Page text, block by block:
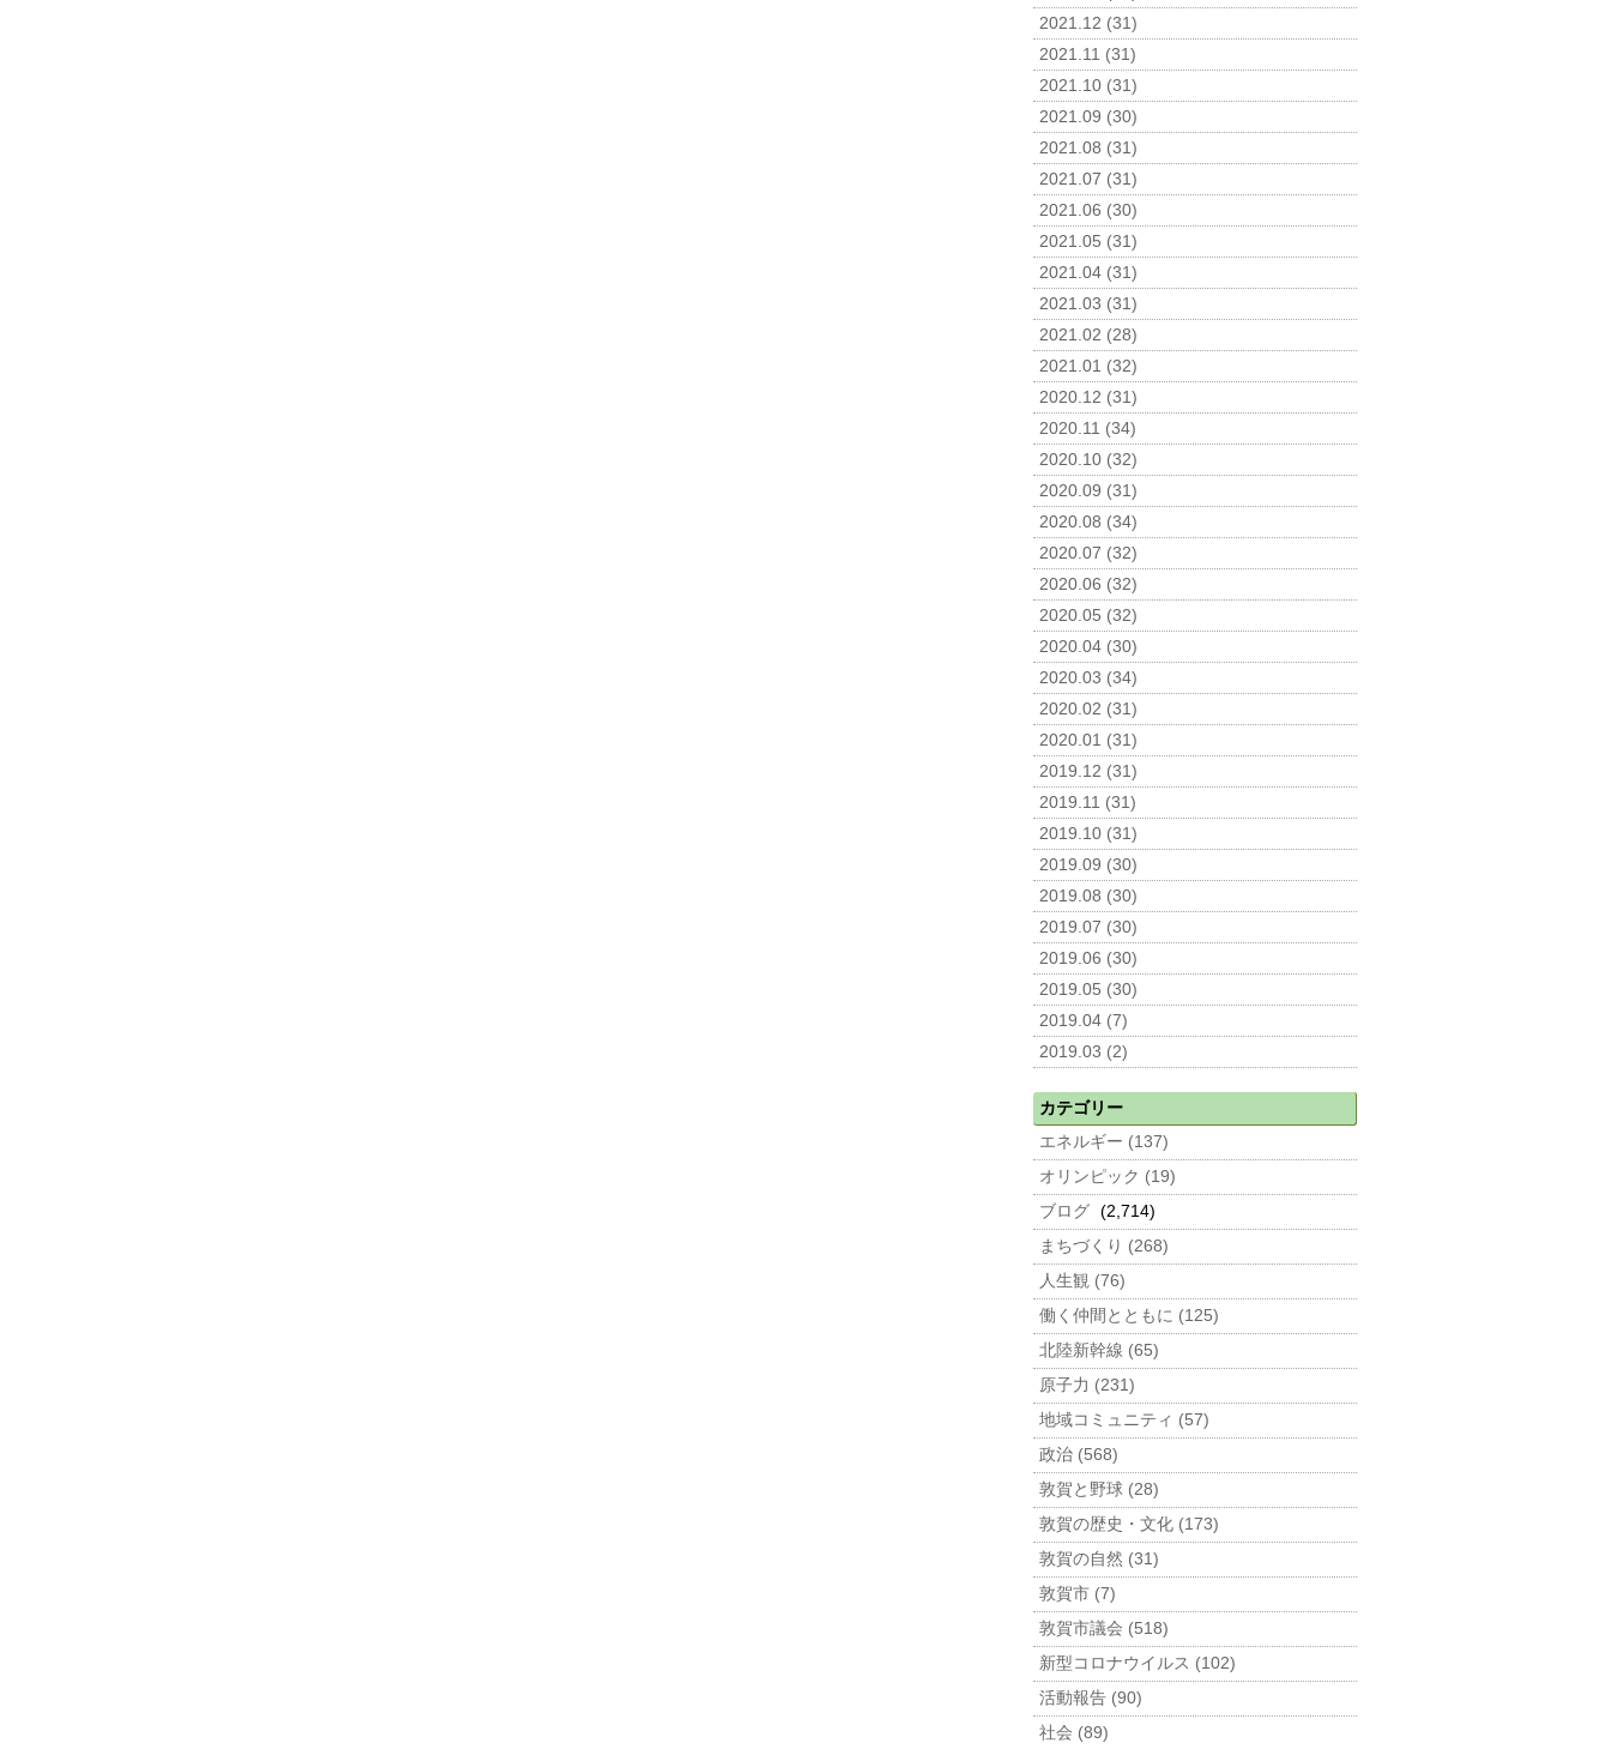
2021.12 (31)
2021.11 (31)
2021.10 (31)
2021.09 (30)
2021.08 (31)
2021.07 (31)
2021.06 (30)
2021.05 (31)
2021.04 (31)
2021.03 (31)
2021.02 (28)
2021.01 (32)
2020.12 (31)
2020.11 (34)
2020.10 (32)
2020.09 (31)
2020.08 (34)
2020.07 (32)
2020.06 (32)
2020.05 (32)
2020.04 (30)
2020.03 (34)
2020.02 (31)
2020.01 (31)
2019.12 (31)
2019.11 (31)
2019.10 (31)
2019.09 (30)
2019.08 (30)
2019.07 (30)
2019.06 (30)
2019.05 (30)
2019.04 (7)
2019.03 (2)
カテゴリー
エネルギー (137)
オリンピック (19)
ブログ (2,714)
まちづくり (268)
人生観 (76)
働く仲間とともに (125)
北陸新幹線 (65)
原子力 (231)
地域コミュニティ (57)
政治 (568)
敦賀と野球 (28)
敦賀の歴史・文化 (173)
敦賀の自然 (31)
敦賀市 (7)
敦賀市議会 (518)
新型コロナウイルス (102)
活動報告 (90)
社会 (89)